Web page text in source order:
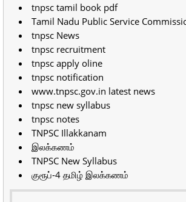
tnpsc tamil book pdf
Tamil Nadu Public Service
tnpsc News
tnpsc recruitment
tnpsc apply oline
tnpsc notification
www.tnpsc.gov.in latest news
tnpsc new syllabus
tnpsc notes
TNPSC Illakkanam
இலக்கணம்
TNPSC New Syllabus
குரூப்-4 தமிழ் இலக்கணம்